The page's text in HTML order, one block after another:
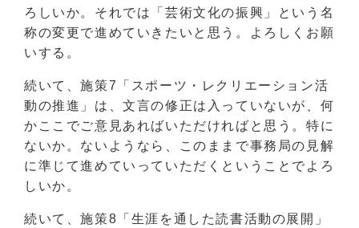
ろしいか。それでは「芸術文化の振興」という名
称の変更で進めていきたいと思う。よろしくお願
いする。
続いて、施策7「スポーツ・レクリエーション活
動の推進」は、文言の修正は入っていないが、何
かここでご意見あればいただければと思う。特に
ないか。ないようなら、このままで事務局の見解
に準じて進めていっていただくということでよろ
しいか。
続いて、施策8「生涯を通した読書活動の展開」